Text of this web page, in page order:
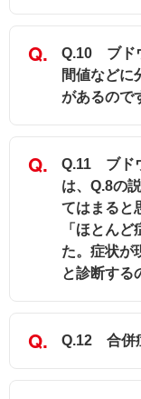
Q.10 ブド
間値などに
があるので
Q.11 ブド
は、Q.8の
てはまると
「ほとん
た。症状が
と診断する
Q.12 合併